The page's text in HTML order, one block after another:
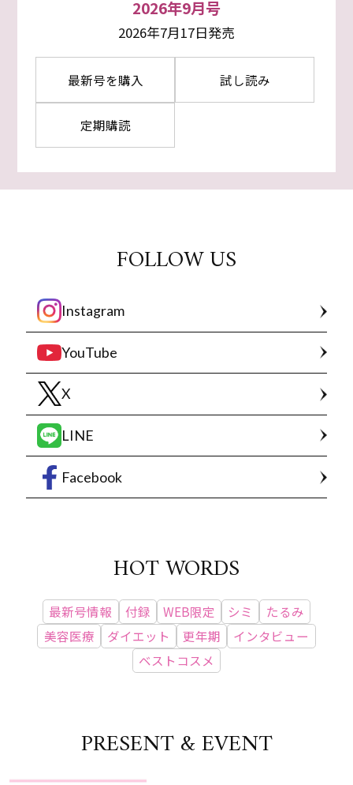
2026年9月号
2026年7月17日発売
最新号を購入 試し読み
定期購読
FOLLOW US
Instagram
YouTube
X
LINE
Facebook
HOT WORDS
最新号情報 付録 WEB限定 シミ
たるみ
美容医療
ダイエット 更年期
インタビュー
ベストコスメ
PRESENT & EVENT